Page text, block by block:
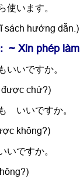
使います。
sách hướng dẫn.)
: ~ Xin phép
いいですか。
được chứ?)
いいですか。
không?)
ですか。